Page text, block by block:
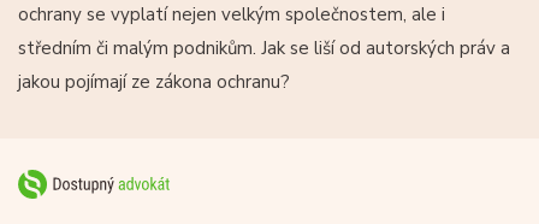
ochrany se vyplatí nejen velkým společnostem, ale i
středním či malým podnikům. Jak se liší od autorských práv a
jakou pojímají ze zákona ochranu?